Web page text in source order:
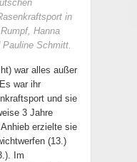
in
Hanna
Pauline Schmitt.
war alles außer
war ihr
und sie
3 Jahre
erzielte sie
(13.)
Im